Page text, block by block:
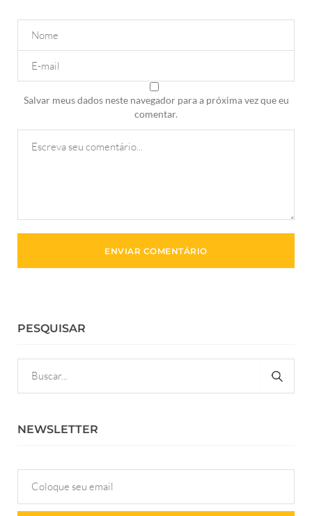
Salvar meus dados neste navegador para a próxima vez que eu
comentar.
PESQUISAR
NEWSLETTER